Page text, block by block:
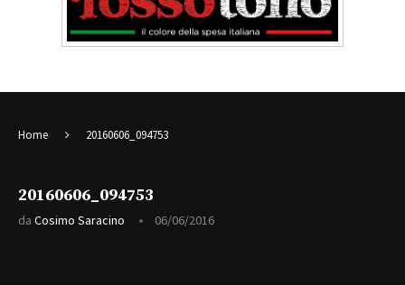
Home 20160606_094753
20160606_094753
da Cosimo Saracino 06/06/2016